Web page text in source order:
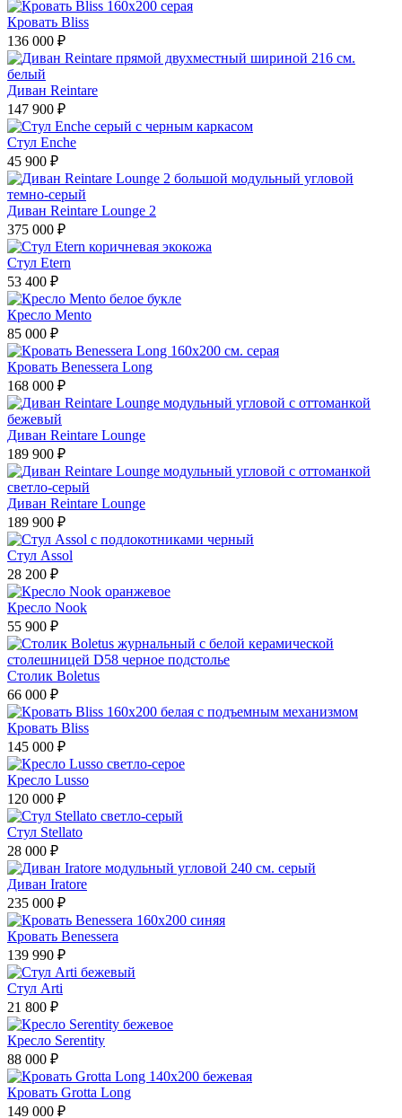
Кровать Bliss
136 000 ₽
Диван Reintare
147 900 ₽
Стул Enche
45 900 ₽
Диван Reintare Lounge 2
375 000 ₽
Стул Etern
53 400 ₽
Кресло Mento
85 000 ₽
Кровать Benessera Long
168 000 ₽
Диван Reintare Lounge
189 900 ₽
Диван Reintare Lounge
189 900 ₽
Стул Assol
28 200 ₽
Кресло Nook
55 900 ₽
Столик Boletus
66 000 ₽
Кровать Bliss
145 000 ₽
Кресло Lusso
120 000 ₽
Стул Stellato
28 000 ₽
Диван Iratore
235 000 ₽
Кровать Benessera
139 990 ₽
Стул Arti
21 800 ₽
Кресло Serentity
88 000 ₽
Кровать Grotta Long
149 000 ₽